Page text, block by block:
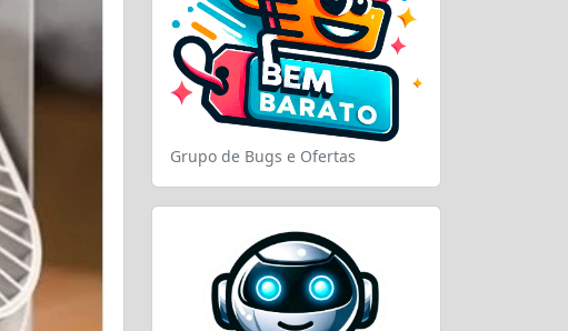
Grupo de Bugs e Ofertas